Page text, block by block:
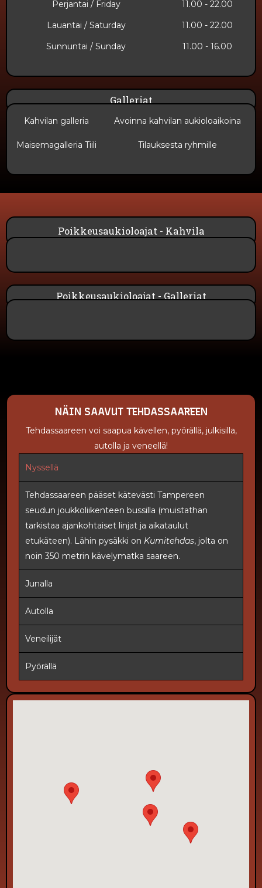
Perjantai / Friday
11.00 - 22.00
Lauantai / Saturday
11.00 - 22.00
Sunnuntai​ / Sunday
11.00 - 16.00
Galleriat
Kahvilan galleria Avoinna kahvilan aukioloaikoina
Maisemagalleria Tiili Tilauksesta ryhmille
Poikkeusaukioloajat - Kahvila
Poikkeusaukioloajat - Galleriat
NÄIN SAAVUT TEHDASSAAREEN
Tehdassaareen voi saapua kävellen, pyörällä, julkisilla,
autolla ja veneellä!
Nyssellä
Tehdassaareen pääset kätevästi Tampereen
seudun joukkoliikenteen bussilla (muistathan
tarkistaa ajankohtaiset linjat ja aikataulut
etukäteen). Lähin pysäkki on Kumitehdas, jolta on
noin 350 metrin kävelymatka saareen.
Junalla
Autolla
Veneilijät
Pyörällä